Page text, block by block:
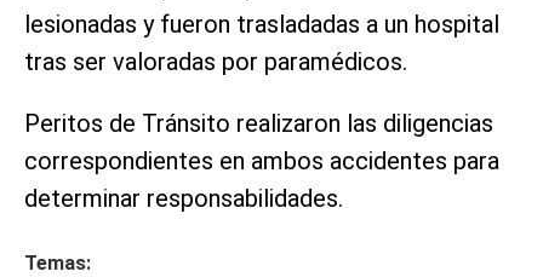
lesionadas y fueron trasladadas a un hospital
tras ser valoradas por paramédicos.
Peritos de Tránsito realizaron las diligencias
correspondientes en ambos accidentes para
determinar responsabilidades.
Temas: